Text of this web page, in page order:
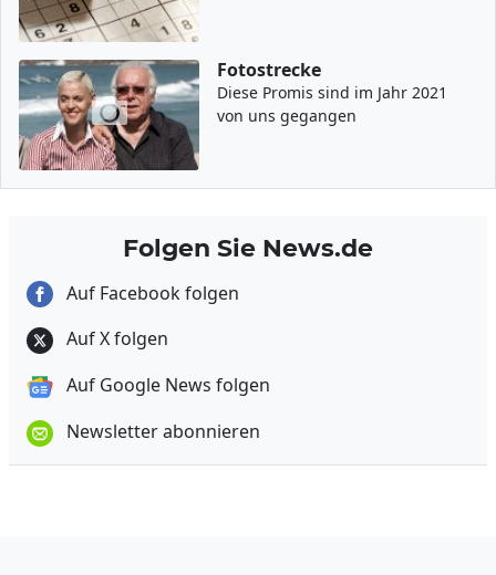
Fotostrecke
Diese Promis sind im Jahr 2021
von uns gegangen
Folgen Sie News.de
Auf Facebook folgen
Auf X folgen
Auf Google News folgen
Newsletter abonnieren